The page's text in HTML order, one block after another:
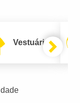
Vestuário